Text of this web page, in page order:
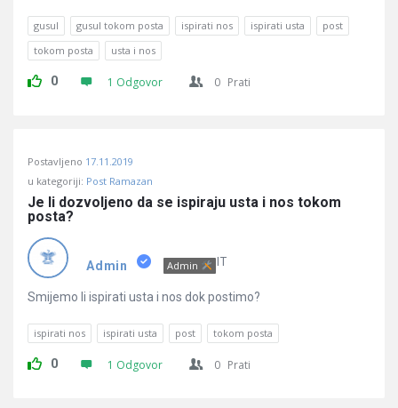
gusul gusul tokom posta ispirati nos ispirati usta
post
tokom posta
usta i nos
0 1 Odgovor 0 Prati
Postavljeno 17.11.2019
u kategoriji: Post Ramazan
Je li dozvoljeno da se ispiraju usta i nos tokom
posta?
Admin Admin IT
Smijemo li ispirati usta i nos dok postimo?
ispirati nos ispirati usta post tokom posta
0 1 Odgovor 0 Prati